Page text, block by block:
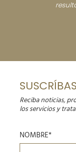
Reciba noticias,
los servicios y
NOMBRE*